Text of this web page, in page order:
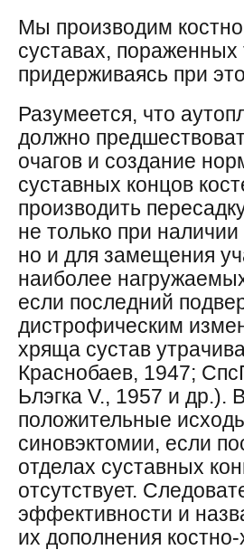
Мы производим
суставах, пораженных
придерживаясь при
Разумеется, что
должно
очагов и создание
суставных концов
производить
не только при
но и для замещения
наиболее
если последний
дистрофическим
хряща сустав
Краснобаев, 1947;
Ьлэгка V., 1957 и др.).
положительные
синовэктомии, если
отделах суставных
отсутствует.
эффективности и
их дополнения